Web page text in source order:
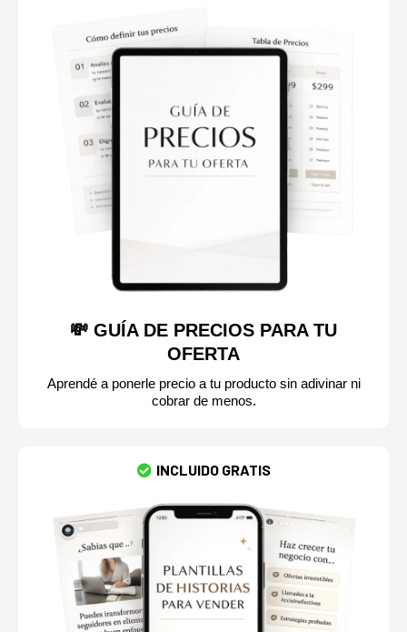
💸 GUÍA DE PRECIOS PARA TU
OFERTA
Aprendé a ponerle precio a tu producto sin adivinar ni
cobrar de menos.
INCLUIDO GRATIS